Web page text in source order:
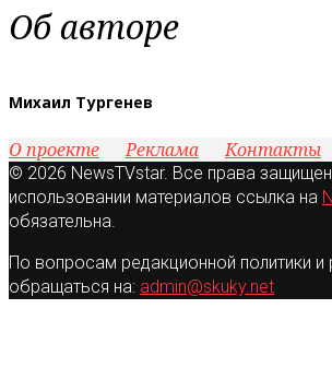
Об авторе
Михаил Тургенев
О проекте Реклама Контакты
© 2026 NewsTVstar. Все права
использовании материалов ссылка на
обязательна.
По вопросам редакционной политики и
обращаться на: admin@skuky.net